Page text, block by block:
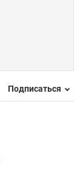
Подписаться